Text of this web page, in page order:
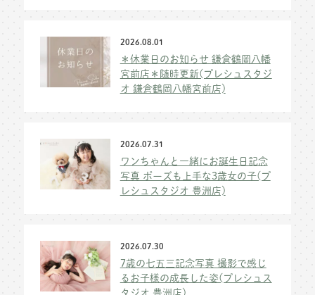
2026.08.01
＊休業日のお知らせ 鎌倉鶴岡八幡
宮前店＊随時更新(プレシュスタジ
オ 鎌倉鶴岡八幡宮前店)
2026.07.31
ワンちゃんと一緒にお誕生日記念
写真 ポーズも上手な3歳女の子(プ
レシュスタジオ 豊洲店)
2026.07.30
7歳の七五三記念写真 撮影で感じ
るお子様の成長した姿(プレシュス